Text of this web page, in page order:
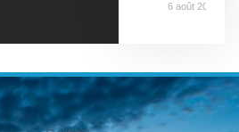
6 août 2026